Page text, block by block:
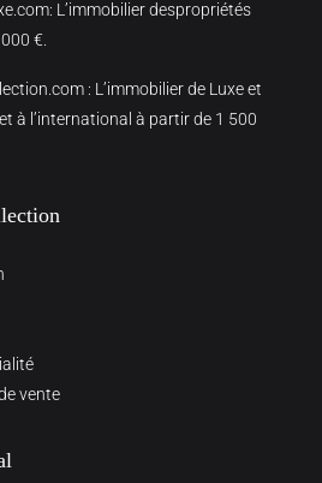
: L’immobilier despropriétés
€.
: L’immobilier de Luxe et
à l’international à partir de 1 500
vente